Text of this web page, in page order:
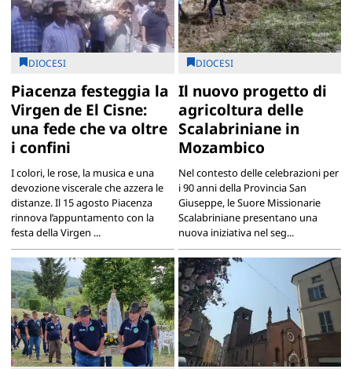
DIOCESI
Piacenza festeggia la
Virgen de El Cisne:
una fede che va oltre
i confini
I colori, le rose, la musica e una
devozione viscerale che azzera le
distanze. Il 15 agosto Piacenza
rinnova l’appuntamento con la
festa della Virgen ...
DIOCESI
Il nuovo progetto di
agricoltura delle
Scalabriniane in
Mozambico
Nel contesto delle celebrazioni per
i 90 anni della Provincia San
Giuseppe, le Suore Missionarie
Scalabriniane presentano una
nuova iniziativa nel seg...